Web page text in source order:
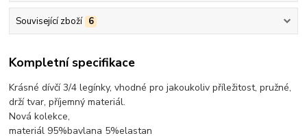
Související zboží 6
Kompletní specifikace
Krásné dívčí 3/4 legínky, vhodné pro jakoukoliv příležitost, pružné,
drží tvar, příjemný materiál.
Nová kolekce,
materiál 95%bavlana 5%elastan